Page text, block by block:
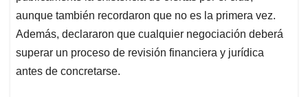
aunque también recordaron que no es la primera vez.
Además, declararon que cualquier negociación deberá
superar un proceso de revisión financiera y jurídica
antes de concretarse.